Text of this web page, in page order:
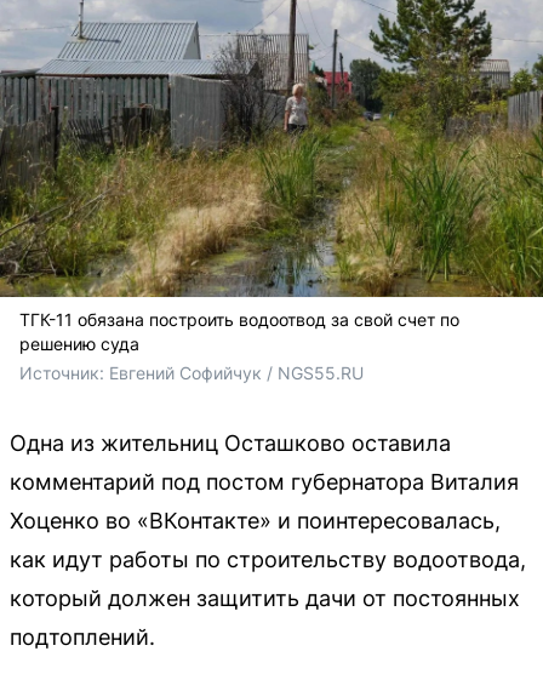
ТГК-11 обязана построить водоотвод за свой счет по
решению суда
Источник: Евгений Софийчук / NGS55.RU
Одна из жительниц Осташково оставила
комментарий под постом губернатора Виталия
Хоценко во «ВКонтакте» и поинтересовалась,
как идут работы по строительству водоотвода,
который должен защитить дачи от постоянных
подтоплений.